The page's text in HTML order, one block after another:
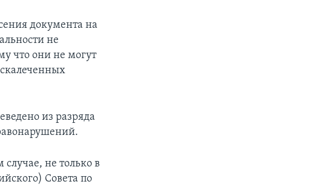
документа на
не
что они не могут
из разряда
случае, не только в
Совета по